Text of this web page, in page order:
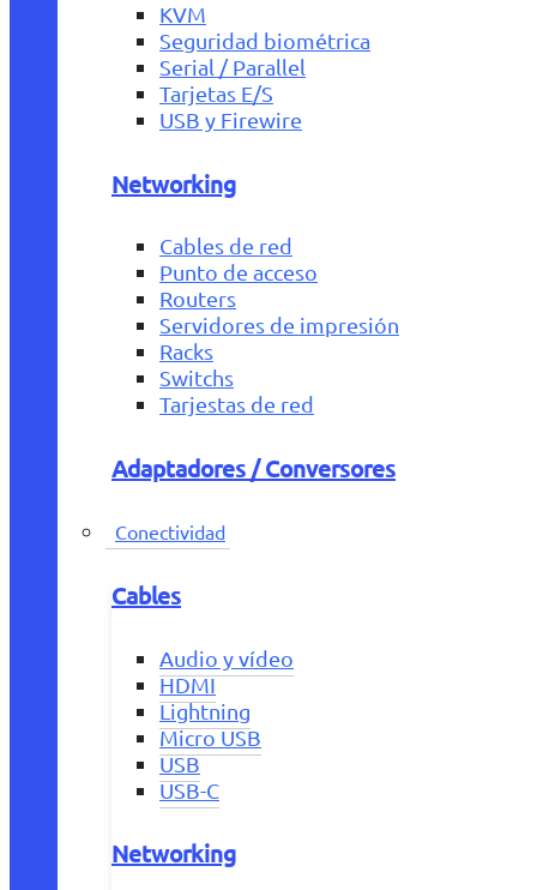
KVM
Seguridad biométrica
Serial / Parallel
Tarjetas E/S
USB y Firewire
Networking
Cables de red
Punto de acceso
Routers
Servidores de impresión
Racks
Switchs
Tarjestas de red
Adaptadores / Conversores
Conectividad
Cables
Audio y vídeo
HDMI
Lightning
Micro USB
USB
USB-C
Networking